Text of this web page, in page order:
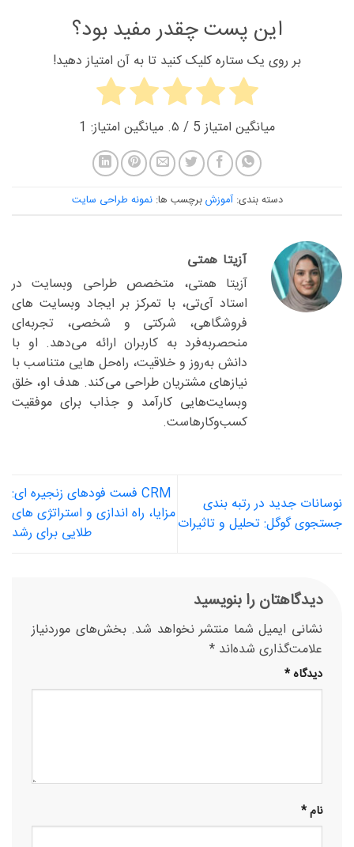
این پست چقدر مفید بود؟
بر روی یک ستاره کلیک کنید تا به آن امتیاز دهید!
میانگین امتیاز5 / ۵. میانگین امتیاز: 1
دسته بندی:آموزشبرچسب ها:نمونه طراحی سایت
آزیتا همتی
آزیتا همتی، متخصص طراحی وبسایت در
استاد آی‌تی، با تمرکز بر ایجاد وبسایت های
فروشگاهی، شرکتی و شخصی، تجربه‌ای
منحصربه‌فرد به کاربران ارائه می‌دهد. او با
دانش به‌روز و خلاقیت، راه‌حل هایی متناسب با
نیازهای مشتریان طراحی می‌کند. هدف او، خلق
وبسایت‌هایی کارآمد و جذاب برای موفقیت
کسب‌وکارهاست.
نوسانات جدید در رتبه بندی
جستجوی گوگل: تحلیل و تاثیرات
CRM فست فودهای زنجیره ای:
مزایا، راه اندازی و استراتژی های
طلایی برای رشد
دیدگاهتان را بنویسید
نشانی ایمیل شما منتشر نخواهد شد. بخش‌های موردنیاز
علامت‌گذاری شده‌اند *
دیدگاه*
نام*